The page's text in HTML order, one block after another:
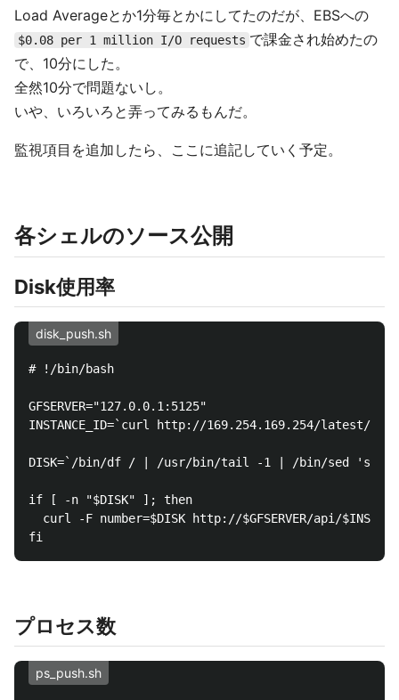
Load Averageとか1分毎とかにしてたのだが、EBSへの
$0.08 per 1 million I/O requests で課金され始めたの
で、10分にした。
全然10分で問題ないし。
いや、いろいろと弄ってみるもんだ。
監視項目を追加したら、ここに追記していく予定。
各シェルのソース公開
Disk使用率
disk_push.sh
# !/bin/bash
GFSERVER="127.0.0.1:5125"
INSTANCE_ID=`curl http://169.254.169.254/latest/
DISK=`/bin/df / | /usr/bin/tail -1 | /bin/sed 's/
if [ -n "$DISK" ]; then
curl -F number=$DISK http://$GFSERVER/api/
プロセス数
ps_push.sh